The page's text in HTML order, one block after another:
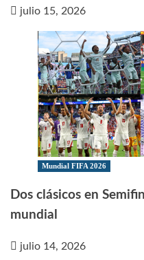
julio 15, 2026
Mundial FIFA 2026
Dos clásicos en
mundial
julio 14, 2026